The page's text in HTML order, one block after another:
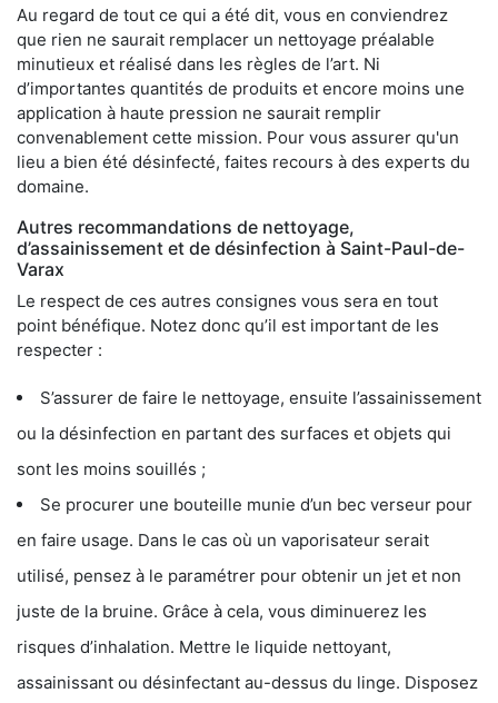
Au regard de tout ce qui a été dit, vous en conviendrez
que rien ne saurait remplacer un nettoyage préalable
minutieux et réalisé dans les règles de l’art. Ni
d’importantes quantités de produits et encore moins une
application à haute pression ne saurait remplir
convenablement cette mission. Pour vous assurer qu'un
lieu a bien été désinfecté, faites recours à des experts du
domaine.
Autres recommandations de nettoyage,
d’assainissement et de désinfection à Saint-Paul-de-
Varax
Le respect de ces autres consignes vous sera en tout
point bénéfique. Notez donc qu’il est important de les
respecter :
S’assurer de faire le nettoyage, ensuite l’assainissement
ou la désinfection en partant des surfaces et objets qui
sont les moins souillés ;
Se procurer une bouteille munie d’un bec verseur pour
en faire usage. Dans le cas où un vaporisateur serait
utilisé, pensez à le paramétrer pour obtenir un jet et non
juste de la bruine. Grâce à cela, vous diminuerez les
risques d’inhalation. Mettre le liquide nettoyant,
assainissant ou désinfectant au-dessus du linge. Disposez